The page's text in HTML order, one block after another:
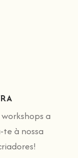
a
à nossa